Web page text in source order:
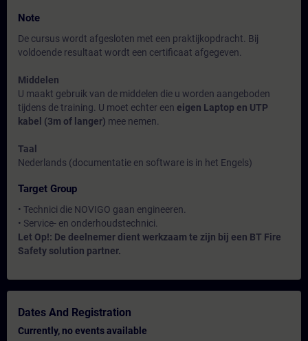
Note
De cursus wordt afgesloten met een praktijkopdracht. Bij
voldoende resultaat wordt een certificaat afgegeven.
Middelen
U maakt gebruik van de middelen die u worden aangeboden
tijdens de training. U moet echter een eigen Laptop en UTP
kabel (3m of langer) mee nemen.
Taal
Nederlands (documentatie en software is in het Engels)
Target Group
• Technici die NOVIGO gaan engineeren.
• Service- en onderhoudstechnici.
Let Op!: De deelnemer dient werkzaam te zijn bij een BT Fire
Safety solution partner.
Dates And Registration
Currently, no events available